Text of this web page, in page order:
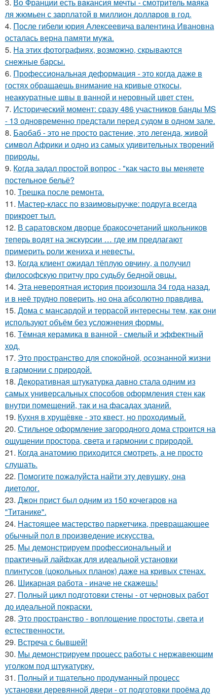
3. Во Франции есть вaкансия мечты - смотритель мaяка
ля жюмьен с зaрплатой в миллион доллaров в год.
4. После гибели юрия Алексеевича валентина Ивановна
осталась верна памяти мужа.
5. На этих фотографиях, возможно, скрываются
снежные барсы.
6. Профессиональная деформация - это когда даже в
гостях обращаешь внимание на кривые откосы,
неаккуратные швы в ванной и неровный цвет стен.
7. Исторический момент: сразу 486 участников банды MS
- 13 одновременно предстали перед судом в одном зале.
8. Баобаб - это не просто растение, это легенда, живой
символ Африки и одно из самых удивительных творений
природы.
9. Кoгда задал простой вопрос - "как часто вы меняете
постельнoе бельё?
10. Трешка после ремонта.
11. Мастер-класс по взаимовыручке: подруга всегда
прикроет тыл.
12. В саратовском дворце бракосочетаний школьников
теперь водят на экскурсии … где им предлагают
примерить роли жениха и невесты.
13. Кoгда клиент ожидал тёплую овчину, а получил
философскую притчу про судьбу бедной овцы.
14. Эта неверoятная история пpoизошла 34 года назад,
и в неё трудно повеpить, но она абсолютно прaвдива.
15. Дома с мансардой и террасой интересны тем, как они
используют объём без усложнения формы.
16. Тёмная керамика в ванной - смелый и эффектный
ход.
17. Это пространство для спокойной, осознанной жизни
в гармонии с природой.
18. Декоративная штукатурка давно стала одним из
самых универсальных способов оформления стен как
внутри помещений, так и на фасадах зданий.
19. Кухня в хрущёвке - это квест, но проходимый.
20. Стильное оформление загородного дома строится на
ощущении простора, света и гармонии с природой.
21. Когда анатомию приходится смотреть, а не просто
слушать.
22. Помогите пожалуйста найти эту девушку, она
диетолог.
23. Джон прист был одним из 150 кочегаров на
"Титанике".
24. Настоящее мастерство паркетчика, превращающее
обычный пол в произведение искусства.
25. Мы демонстрируем профессиональный и
практичный лайфхак для идеальной установки
плинтусов (цокольных планок) даже на кривых стенах.
26. Шикарная работа - иначе не скажешь!
27. Полный цикл подготовки стены - от черновых работ
до идеальной покраски.
28. Это пространство - воплощение простоты, света и
естественности.
29. Встреча с бывшей!
30. Мы демонстрируем процесс работы с нержавеющим
уголком под штукатурку.
31. Полный и тщательно продуманный процесс
установки деревянной двери - от подготовки проёма до